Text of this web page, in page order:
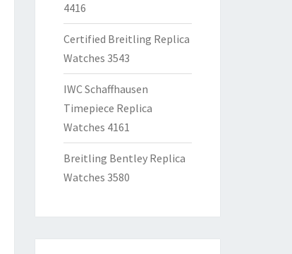
4416
Certified Breitling Replica
Watches 3543
IWC Schaffhausen
Timepiece Replica
Watches 4161
Breitling Bentley Replica
Watches 3580